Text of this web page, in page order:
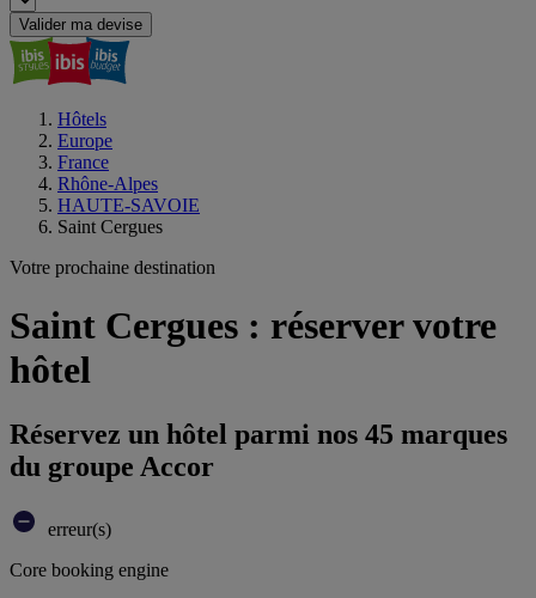
Valider ma devise
Hôtels
Europe
France
Rhône-Alpes
HAUTE-SAVOIE
Saint Cergues
Votre prochaine destination
Saint Cergues : réserver votre
hôtel
Réservez un hôtel parmi nos 45 marques
du groupe Accor
erreur(s)
Core booking engine